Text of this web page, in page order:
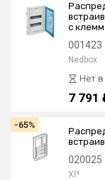
с
001423
Nedbox
Нет в
7 791
-65%
020025
Xl³